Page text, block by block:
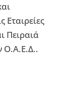
Εταιρείες
Πειραιά
Ο.Α.Ε.Δ..